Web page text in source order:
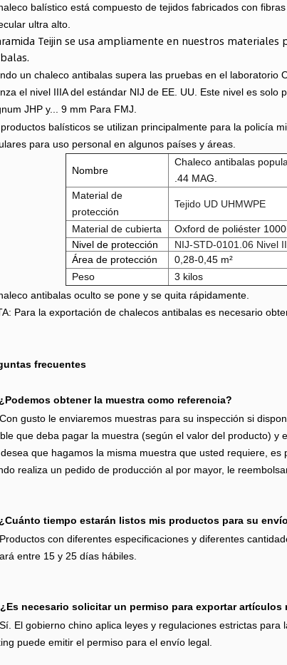
balístico está compuesto de tejidos fabricados con
ultra alto.
Teijin se usa ampliamente en nuestros
un chaleco antibalas supera las pruebas en el laboratorio
el nivel IIIA del estándar NIJ de EE. UU. Este nivel es
JHP y...9 mm Para FMJ.
balísticos se utilizan principalmente para la policía
para uso personal en algunos países y áreas.
Nombre
Chaleco antibalas
.44 MAG.
Material de
protección
Tejido UD UHMWPE
Material de cubierta
Oxford de poliéster
Nivel de protección
NIJ-STD-0101.06 Nivel
Área de protección
0,28-0,45 m²
Peso
3 kilos
antibalas oculto se pone y se quita rápidamente.
Para la exportación de chalecos antibalas es necesario
frecuentes
obtener la muestra como referencia?
gusto le enviaremos muestras para su inspección si
que deba pagar la muestra (según el valor del producto)
que hagamos la misma muestra que usted requiere,
realiza un pedido de producción al por mayor, le
tiempo estarán listos mis productos para su
con diferentes especificaciones y diferentes
entre 15 y 25 días hábiles.
necesario solicitar un permiso para exportar
El gobierno chino aplica leyes y regulaciones estrictas
puede emitir el permiso para el envío legal.